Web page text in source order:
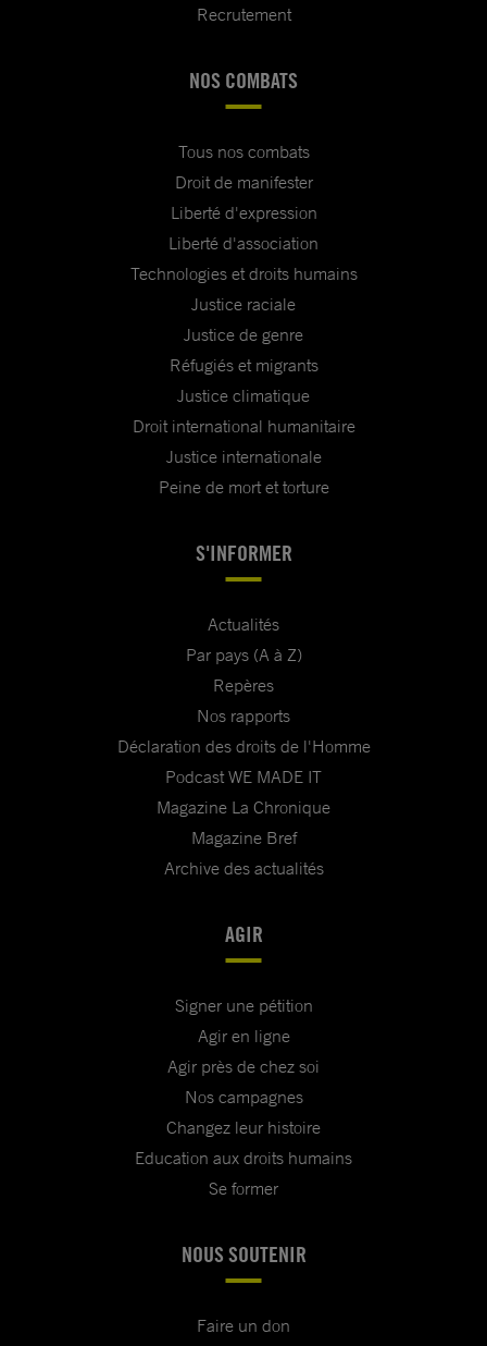
Recrutement
NOS COMBATS
Tous nos combats
Droit de manifester
Liberté d'expression
Liberté d'association
Technologies et droits humains
Justice raciale
Justice de genre
Réfugiés et migrants
Justice climatique
Droit international humanitaire
Justice internationale
Peine de mort et torture
S'INFORMER
Actualités
Par pays (A à Z)
Repères
Nos rapports
Déclaration des droits de l'Homme
Podcast WE MADE IT
Magazine La Chronique
Magazine Bref
Archive des actualités
AGIR
Signer une pétition
Agir en ligne
Agir près de chez soi
Nos campagnes
Changez leur histoire
Education aux droits humains
Se former
NOUS SOUTENIR
Faire un don